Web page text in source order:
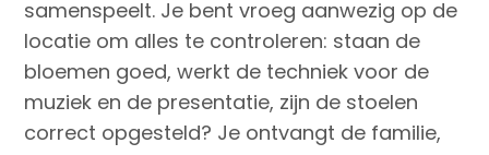
samenspeelt. Je bent vroeg aanwezig op de
locatie om alles te controleren: staan de
bloemen goed, werkt de techniek voor de
muziek en de presentatie, zijn de stoelen
correct opgesteld? Je ontvangt de familie,